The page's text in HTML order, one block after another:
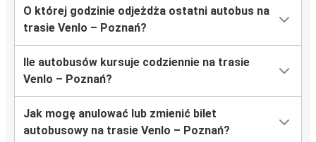
O której godzinie odjeżdża ostatni autobus na
trasie Venlo – Poznań?
Ile autobusów kursuje codziennie na trasie
Venlo – Poznań?
Jak mogę anulować lub zmienić bilet
autobusowy na trasie Venlo – Poznań?